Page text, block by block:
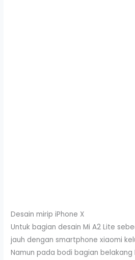
Desain mirip iPhone X
Untuk bagian desain Mi A2 Lite
jauh dengan smartphone xiaomi
Namun pada bodi bagian belakang